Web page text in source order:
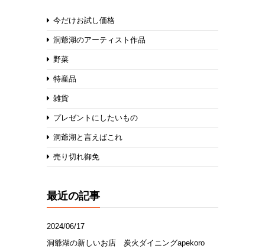
今だけお試し価格
洞爺湖のアーティスト作品
野菜
特産品
雑貨
プレゼントにしたいもの
洞爺湖と言えばこれ
売り切れ御免
最近の記事
2024/06/17
洞爺湖の新しいお店 炭火ダイニングapekoro